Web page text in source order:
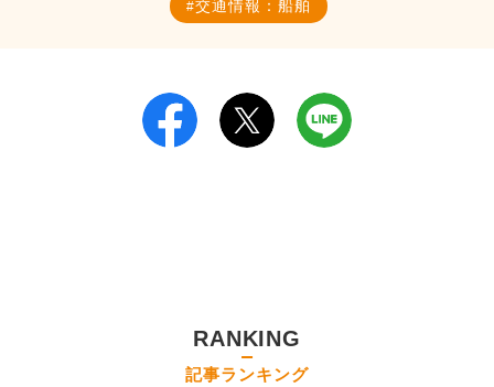
交通情報：船舶
RANKING
記事ランキング